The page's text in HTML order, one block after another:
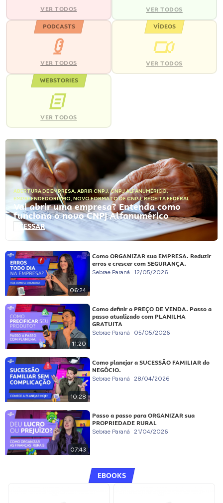
VER TODOS VER TODOS
PODCASTS
VER TODOS
VÍDEOS
VER TODOS
WEBSTORIES
VER TODOS
ABERTURA DE EMPRESA, ABRIR CNPJ,CNPJ ALFANUMÉRICO,
EMPREENDEDORISMO, NOVO FORMATO DE CNPJ,RECEITA FEDERAL
Vai abrir uma empresa? Entenda como
funciona o novo CNPJ Alfanumérico
ACESSAR
06:24
Como ORGANIZAR sua EMPRESA. Reduzir
erros e crescer com SEGURANÇA.
Sebrae Paraná 12/05/2026
11:20
Como definir o PREÇO DE VENDA. Passo a
passo atualizado com PLANILHA
GRATUITA
Sebrae Paraná 05/05/2026
10:28
Como planejar a SUCESSÃO FAMILIAR do
NEGÓCIO.
Sebrae Paraná 28/04/2026
07:43
Passo a passo para ORGANIZAR sua
PROPRIEDADE RURAL
Sebrae Paraná 21/04/2026
EBOOKS